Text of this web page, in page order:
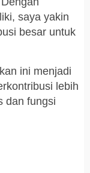
saya yakin
besar untuk
ini menjadi
lebih
dan fungsi